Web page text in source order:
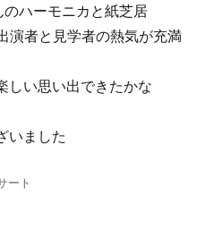
ハーモニカと紙芝居
演者と見学者の熱気が充満
しい思い出できたかな
いました
ート